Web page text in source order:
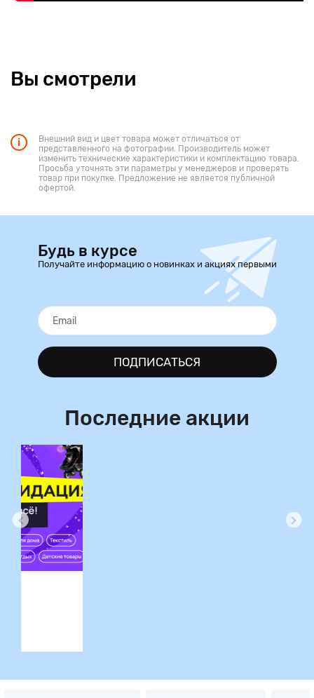
Вы смотрели
Внешний вид и цвет товара может отличаться от
представленного на фотографии. Производитель может
изменить технические характеристики и комплектацию товара.
Просьба уточнять эти параметры у менеджеров и проверять
товар при покупке. Предложение не является публичной
офертой.
Будь в курсе
Получайте информацию о новинках и акциях первыми
ПОДПИСАТЬСЯ
Последние акции